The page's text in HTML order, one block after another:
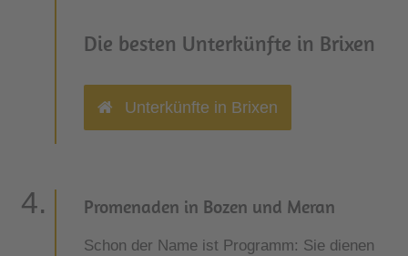
Die besten Unterkünfte in Brixen
Unterkünfte in Brixen
Promenaden in Bozen und Meran
Schon der Name ist Programm: Sie dienen